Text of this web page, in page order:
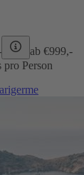
ab €999,-
pro Person